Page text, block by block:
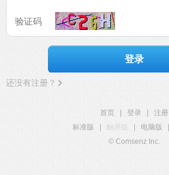
登录
还没有注册？
首页 登录
注册
标准版
触屏版 电脑版
© Comsenz Inc.